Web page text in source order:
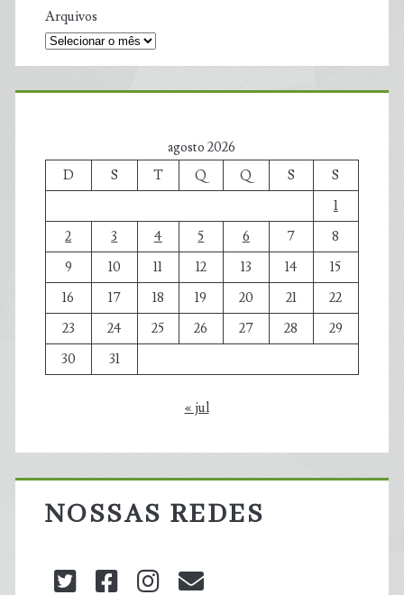
Arquivos
agosto 2026
D
S T Q Q S
S
1
2
3 4 5 6 7
8
9
10 11 12 13 14
15
16
17 18 19 20 21
22
23
24 25 26 27 28
29
30
31
« jul
NOSSAS REDES
twitterfacebookinstagram